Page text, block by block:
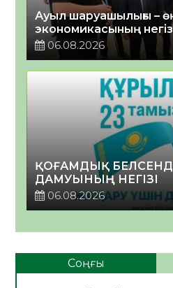
Ауыл шаруашылығы –
экономикасының
06.08.2026
ҚОҒАМДЫҚ
ДАМУЫНЫҢ НЕГІЗІ
06.08.2026
Соңғы